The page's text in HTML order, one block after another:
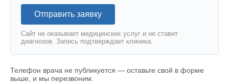
Отправить заявку
Сайт не оказывает медицинских услуг и не ставит
диагнозов. Запись подтверждает клиника.
Телефон врача не публикуется — оставьте свой в форме
выше, и мы перезвоним.